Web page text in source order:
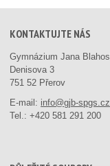
KONTAKTUJTE NÁS
Gymnázium Jana
Denisova 3
751 52 Přerov
E-mail: info@gjb-spgs.cz
Tel.:+420 581 291 200